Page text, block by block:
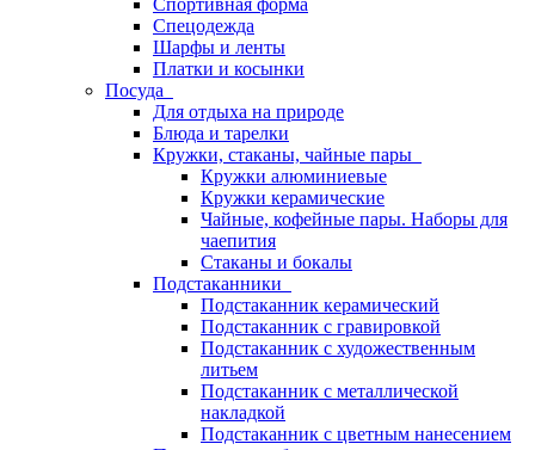
Спортивная форма
Спецодежда
Шарфы и ленты
Платки и косынки
Посуда
Для отдыха на природе
Блюда и тарелки
Кружки, стаканы, чайные пары
Кружки алюминиевые
Кружки керамические
Чайные, кофейные пары. Наборы для
чаепития
Стаканы и бокалы
Подстаканники
Подстаканник керамический
Подстаканник c гравировкой
Подстаканник с художественным
литьем
Подстаканник с металлической
накладкой
Подстаканник с цветным нанесением